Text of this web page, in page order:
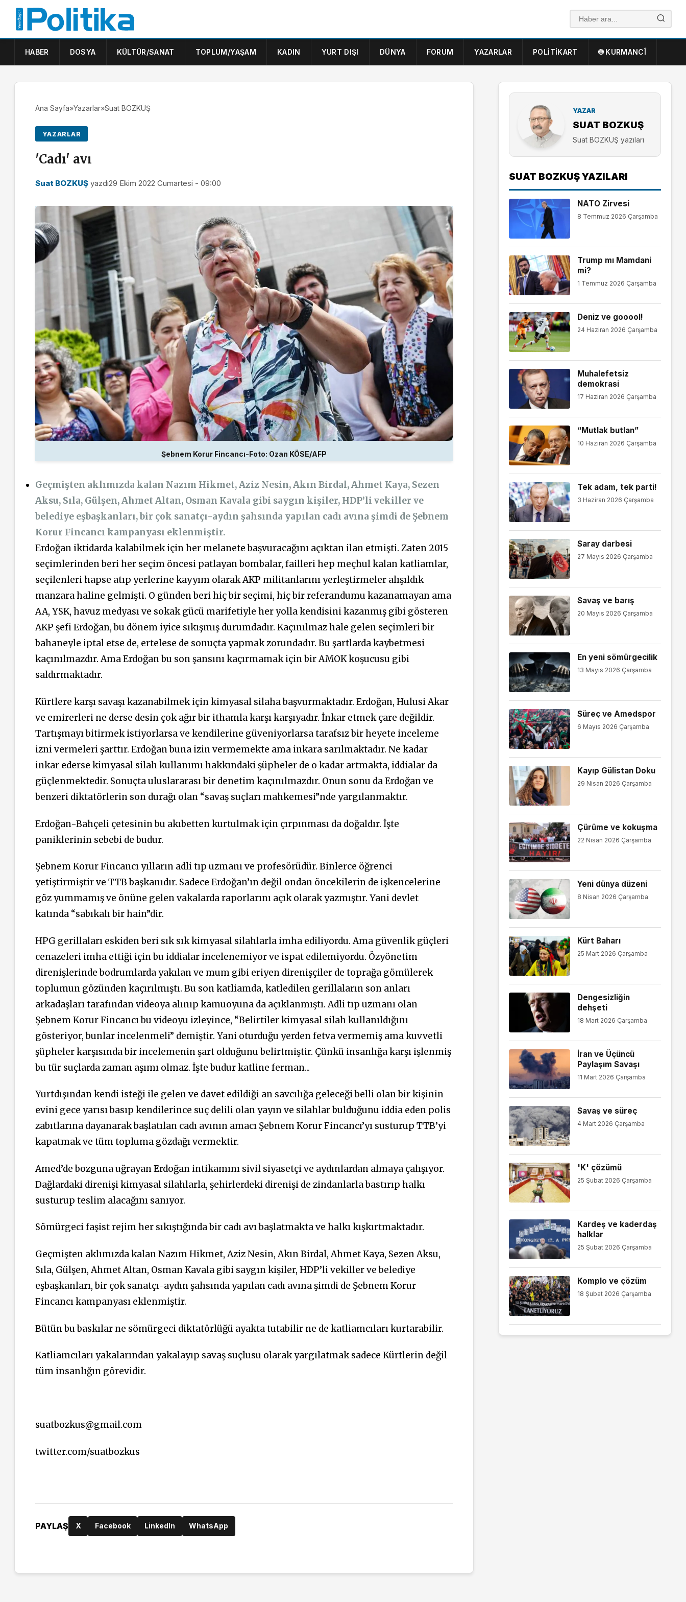
HABER DOSYA KÜLTÜR/SANAT TOPLUM/YAŞAM KADIN YURT DIŞI DÜNYA FORUM YAZARLAR POLITIKART 🌐 KURMANCÎ
Ana Sayfa»Yazarlar»Suat BOZKUŞ
YAZARLAR
'Cadı' avı
Suat BOZKUŞ yazdı29 Ekim 2022 Cumartesi - 09:00
Şebnem Korur Fincancı-Foto: Ozan KÖSE/AFP
Geçmişten aklımızda kalan Nazım Hikmet, Aziz Nesin, Akın Birdal, Ahmet Kaya, Sezen
Aksu, Sıla, Gülşen, Ahmet Altan, Osman Kavala gibi saygın kişiler, HDP’li vekiller ve
belediye eşbaşkanları, bir çok sanatçı-aydın şahsında yapılan cadı avına şimdi de Şebnem
Korur Fincancı kampanyası eklenmiştir.
Erdoğan iktidarda kalabilmek için her melanete başvuracağını açıktan ilan etmişti. Zaten 2015
seçimlerinden beri her seçim öncesi patlayan bombalar, failleri hep meçhul kalan katliamlar,
seçilenleri hapse atıp yerlerine kayyım olarak AKP militanlarını yerleştirmeler alışıldık
manzara haline gelmişti. O günden beri hiç bir seçimi, hiç bir referandumu kazanamayan ama
AA, YSK, havuz medyası ve sokak gücü marifetiyle her yolla kendisini kazanmış gibi gösteren
AKP şefi Erdoğan, bu dönem iyice sıkışmış durumdadır. Kaçınılmaz hale gelen seçimleri bir
bahaneyle iptal etse de, ertelese de sonuçta yapmak zorundadır. Bu şartlarda kaybetmesi
kaçınılmazdır. Ama Erdoğan bu son şansını kaçırmamak için bir AMOK koşucusu gibi
saldırmaktadır.
Kürtlere karşı savaşı kazanabilmek için kimyasal silaha başvurmaktadır. Erdoğan, Hulusi Akar
ve emirerleri ne derse desin çok ağır bir ithamla karşı karşıyadır. İnkar etmek çare değildir.
Tartışmayı bitirmek istiyorlarsa ve kendilerine güveniyorlarsa tarafsız bir heyete inceleme
izni vermeleri şarttır. Erdoğan buna izin vermemekte ama inkara sarılmaktadır. Ne kadar
inkar ederse kimyasal silah kullanımı hakkındaki şüpheler de o kadar artmakta, iddialar da
güçlenmektedir. Sonuçta uluslararası bir denetim kaçınılmazdır. Onun sonu da Erdoğan ve
benzeri diktatörlerin son durağı olan “savaş suçları mahkemesi”nde yargılanmaktır.
Erdoğan-Bahçeli çetesinin bu akıbetten kurtulmak için çırpınması da doğaldır. İşte
paniklerinin sebebi de budur.
Şebnem Korur Fincancı yılların adli tıp uzmanı ve profesörüdür. Binlerce öğrenci
yetiştirmiştir ve TTB başkanıdır. Sadece Erdoğan’ın değil ondan öncekilerin de işkencelerine
göz yummamış ve önüne gelen vakalarda raporlarını açık olarak yazmıştır. Yani devlet
katında “sabıkalı bir hain”dir.
HPG gerillaları eskiden beri sık sık kimyasal silahlarla imha ediliyordu. Ama güvenlik güçleri
cenazeleri imha ettiği için bu iddialar incelenemiyor ve ispat edilemiyordu. Özyönetim
direnişlerinde bodrumlarda yakılan ve mum gibi eriyen direnişçiler de toprağa gömülerek
toplumun gözünden kaçırılmıştı. Bu son katliamda, katledilen gerillaların son anları
arkadaşları tarafından videoya alınıp kamuoyuna da açıklanmıştı. Adli tıp uzmanı olan
Şebnem Korur Fincancı bu videoyu izleyince, “Belirtiler kimyasal silah kullanıldığını
gösteriyor, bunlar incelenmeli” demiştir. Yani oturduğu yerden fetva vermemiş ama kuvvetli
şüpheler karşısında bir incelemenin şart olduğunu belirtmiştir. Çünkü insanlığa karşı işlenmiş
bu tür suçlarda zaman aşımı olmaz. İşte budur katline ferman...
Yurtdışından kendi isteği ile gelen ve davet edildiği an savcılığa geleceği belli olan bir kişinin
evini gece yarısı basıp kendilerince suç delili olan yayın ve silahlar bulduğunu iddia eden polis
zabıtlarına dayanarak başlatılan cadı avının amacı Şebnem Korur Fincancı’yı susturup TTB’yi
kapatmak ve tüm topluma gözdağı vermektir.
Amed’de bozguna uğrayan Erdoğan intikamını sivil siyasetçi ve aydınlardan almaya çalışıyor.
Dağlardaki direnişi kimyasal silahlarla, şehirlerdeki direnişi de zindanlarla bastırıp halkı
susturup teslim alacağını sanıyor.
Sömürgeci faşist rejim her sıkıştığında bir cadı avı başlatmakta ve halkı kışkırtmaktadır.
Geçmişten aklımızda kalan Nazım Hikmet, Aziz Nesin, Akın Birdal, Ahmet Kaya, Sezen Aksu,
Sıla, Gülşen, Ahmet Altan, Osman Kavala gibi saygın kişiler, HDP’li vekiller ve belediye
eşbaşkanları, bir çok sanatçı-aydın şahsında yapılan cadı avına şimdi de Şebnem Korur
Fincancı kampanyası eklenmiştir.
Bütün bu baskılar ne sömürgeci diktatörlüğü ayakta tutabilir ne de katliamcıları kurtarabilir.
Katliamcıları yakalarından yakalayıp savaş suçlusu olarak yargılatmak sadece Kürtlerin değil
tüm insanlığın görevidir.
suatbozkus@gmail.com
twitter.com/suatbozkus
PAYLAŞ X Facebook LinkedIn WhatsApp
YAZAR
SUAT BOZKUŞ
Suat BOZKUŞ yazıları
SUAT BOZKUŞ YAZILARI
NATO Zirvesi
8 Temmuz 2026 Çarşamba
Trump mı Mamdani
mi?
1 Temmuz 2026 Çarşamba
Deniz ve gooool!
24 Haziran 2026 Çarşamba
Muhalefetsiz
demokrasi
17 Haziran 2026 Çarşamba
“Mutlak butlan”
10 Haziran 2026 Çarşamba
Tek adam, tek parti!
3 Haziran 2026 Çarşamba
Saray darbesi
27 Mayıs 2026 Çarşamba
Savaş ve barış
20 Mayıs 2026 Çarşamba
En yeni sömürgecilik
13 Mayıs 2026 Çarşamba
Süreç ve Amedspor
6 Mayıs 2026 Çarşamba
Kayıp Gülistan Doku
29 Nisan 2026 Çarşamba
Çürüme ve kokuşma
22 Nisan 2026 Çarşamba
Yeni dünya düzeni
8 Nisan 2026 Çarşamba
Kürt Baharı
25 Mart 2026 Çarşamba
Dengesizliğin
dehşeti
18 Mart 2026 Çarşamba
İran ve Üçüncü
Paylaşım Savaşı
11 Mart 2026 Çarşamba
Savaş ve süreç
4 Mart 2026 Çarşamba
'K' çözümü
25 Şubat 2026 Çarşamba
Kardeş ve kaderdaş
halklar
25 Şubat 2026 Çarşamba
Komplo ve çözüm
18 Şubat 2026 Çarşamba